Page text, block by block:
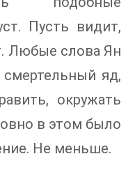
Пусть видит,
Любые слова Ян
смертельный яд,
окружать
в этом было
Не меньше.